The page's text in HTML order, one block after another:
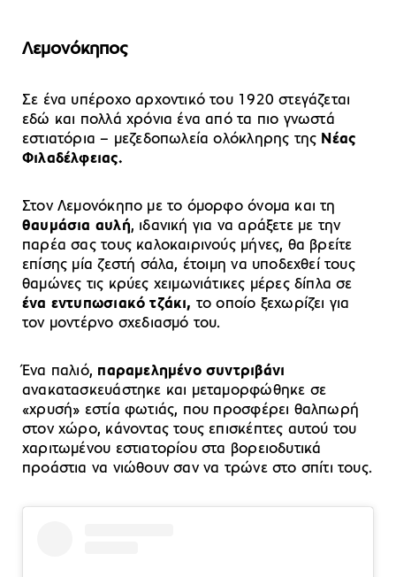
Λεμονόκηπος
Σε ένα υπέροχο αρχοντικό του 1920 στεγάζεται
εδώ και πολλά χρόνια ένα από τα πιο γνωστά
εστιατόρια – μεζεδοπωλεία ολόκληρης της Νέας
Φιλαδέλφειας.
Στον Λεμονόκηπο με το όμορφο όνομα και τη
θαυμάσια αυλή, ιδανική για να αράξετε με την
παρέα σας τους καλοκαιρινούς μήνες, θα βρείτε
επίσης μία ζεστή σάλα, έτοιμη να υποδεχθεί τους
θαμώνες τις κρύες χειμωνιάτικες μέρες δίπλα σε
ένα εντυπωσιακό τζάκι, το οποίο ξεχωρίζει για
τον μοντέρνο σχεδιασμό του.
Ένα παλιό, παραμελημένο συντριβάνι
ανακατασκευάστηκε και μεταμορφώθηκε σε
«χρυσή» εστία φωτιάς, που προσφέρει θαλπωρή
στον χώρο, κάνοντας τους επισκέπτες αυτού του
χαριτωμένου εστιατορίου στα βορειοδυτικά
προάστια να νιώθουν σαν να τρώνε στο σπίτι τους.